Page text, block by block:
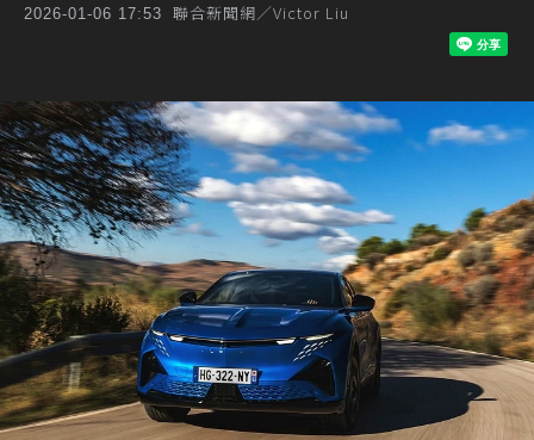
2026-01-06 17:53 聯合新聞網／Victor Liu